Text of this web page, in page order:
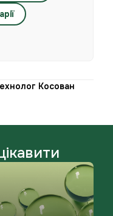
Косован